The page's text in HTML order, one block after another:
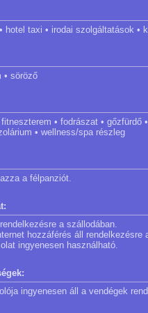
hotel taxi • irodai szolgáltatások
• söröző
fitneszterem • fodrászat •
• wellness/spa részleg
a félpanziót.
a szállodában.
hozzáférés áll rendelkezésre
ingyenesen használható.
ingyenesen áll a vendégek